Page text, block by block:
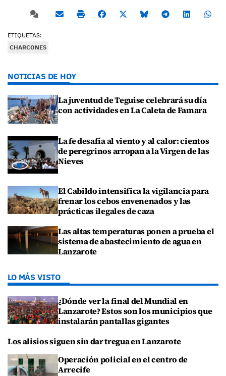
ETIQUETAS:
CHARCONES
NOTICIAS DE HOY
La juventud de Teguise celebrará su día
con actividades en La Caleta de Famara
La fe desafía al viento y al calor: cientos
de peregrinos arropan a la Virgen de las
Nieves
El Cabildo intensifica la vigilancia para
frenar los cebos envenenados y las
prácticas ilegales de caza
Las altas temperaturas ponen a prueba el
sistema de abastecimiento de agua en
Lanzarote
LO MÁS VISTO
¿Dónde ver la final del Mundial en
Lanzarote? Estos son los municipios que
instalarán pantallas gigantes
Los alisios siguen sin dar tregua en Lanzarote
Operación policial en el centro de
Arrecife